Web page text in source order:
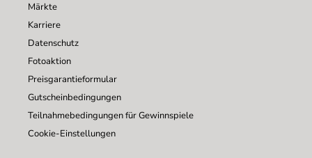
Märkte
Karriere
Datenschutz
Fotoaktion
Preisgarantieformular
Gutscheinbedingungen
Teilnahmebedingungen für Gewinnspiele
Cookie-Einstellungen